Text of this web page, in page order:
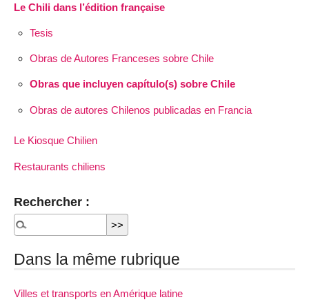
Le Chili dans l’édition française
Tesis
Obras de Autores Franceses sobre Chile
Obras que incluyen capítulo(s) sobre Chile
Obras de autores Chilenos publicadas en Francia
Le Kiosque Chilien
Restaurants chiliens
Rechercher :
Dans la même rubrique
Villes et transports en Amérique latine